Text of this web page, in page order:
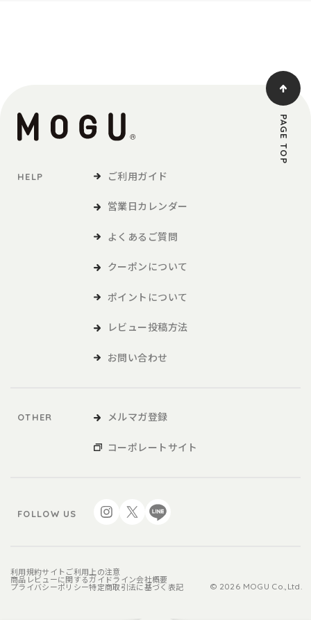
HELP ご利用ガイド
営業日カレンダー
よくあるご質問
クーポンについて
ポイントについて
レビュー投稿方法
お問い合わせ
OTHER メルマガ登録
コーポレートサイト
FOLLOW US
利用規約サイトご利用上の注意
商品レビューに関するガイドライン会社概要
プライバシーポリシー特定商取引法に基づく表記 © 2026 MOGU Co.,Ltd.
PAGE TOP